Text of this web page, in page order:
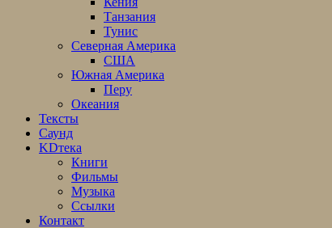
Танзания
Тунис
Северная Америка
США
Южная Америка
Перу
Океания
Тексты
Саунд
KDтека
Книги
Фильмы
Музыка
Ссылки
Контакт